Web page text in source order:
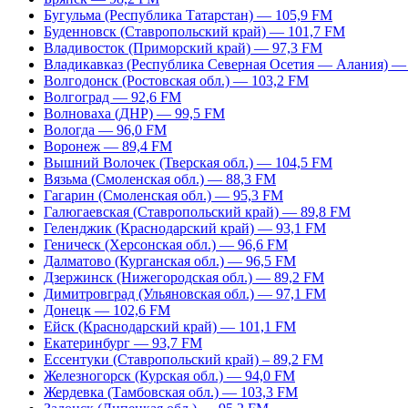
Бугульма (Республика Татарстан) — 105,9 FM
Буденновск (Ставропольский край) — 101,7 FM
Владивосток (Приморский край) — 97,3 FM
Владикавказ (Республика Северная Осетия — Алания)
Волгодонск (Ростовская обл.) — 103,2 FM
Волгоград — 92,6 FM
Волноваха (ДНР) — 99,5 FM
Вологда — 96,0 FM
Воронеж — 89,4 FM
Вышний Волочек (Тверская обл.) — 104,5 FM
Вязьма (Смоленская обл.) — 88,3 FM
Гагарин (Смоленская обл.) — 95,3 FM
Галюгаевская (Ставропольский край) — 89,8 FM
Геленджик (Краснодарский край) — 93,1 FM
Геническ (Херсонская обл.) — 96,6 FM
Далматово (Курганская обл.) — 96,5 FM
Дзержинск (Нижегородская обл.) — 89,2 FM
Димитровград (Ульяновская обл.) — 97,1 FM
Донецк — 102,6 FM
Ейск (Краснодарский край) — 101,1 FM
Екатеринбург — 93,7 FM
Ессентуки (Ставропольский край) – 89,2 FM
Железногорск (Курская обл.) — 94,0 FM
Жердевка (Тамбовская обл.) — 103,3 FM